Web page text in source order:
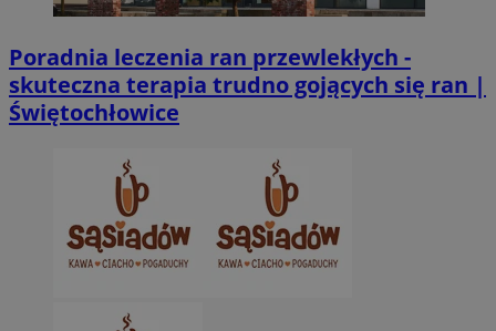
Poradnia leczenia ran przewlekłych -
skuteczna terapia trudno gojących się ran |
Świętochłowice